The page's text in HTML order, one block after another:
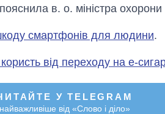
в. о. міністра
смартфонів для людини.
від переходу на е-
У TELEGRAM
найважливіше від «Слово і діло»